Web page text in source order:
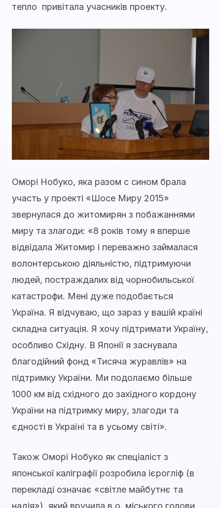
тепло привітала учасників проекту.
Оморі Нобуко, яка разом с сином брала
участь у проекті «Шосе Миру 2015»
звернулася до житомирян з побажаннями
миру та злагоди: «8 років тому я вперше
відвідала Житомир і переважно займалася
волонтерською діяльністю, підтримуючи
людей, постраждалих від чорнобильської
катастрофи. Мені дуже подобається
Україна. Я відчуваю, що зараз у вашій країні
складна ситуація. Я хочу підтримати Україну,
особливо Східну. В Японії я заснувала
благодійний фонд «Тисяча журавлів» на
підтримку України. Ми подолаємо більше
1000 км від східного до західного кордону
України на підтримку миру, злагоди та
єдності в Україні та в усьому світі».
Також Оморі Нобуко як спеціаліст з
японської каліграфії розробила ієрогліф (в
перекладі означає «світле майбутнє та
надія»), який вручила в.о. міського голови